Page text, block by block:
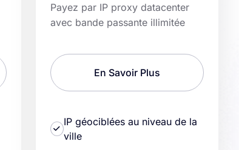
Payez par IP proxy datacenter
avec bande passante illimitée
En Savoir Plus
IP géociblées au niveau de la
ville